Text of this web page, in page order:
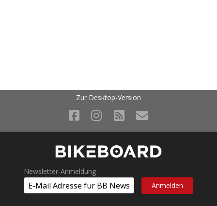
Zur Desktop-Version
Newsletter-Anmeldung